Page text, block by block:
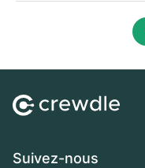
Suivez-nous